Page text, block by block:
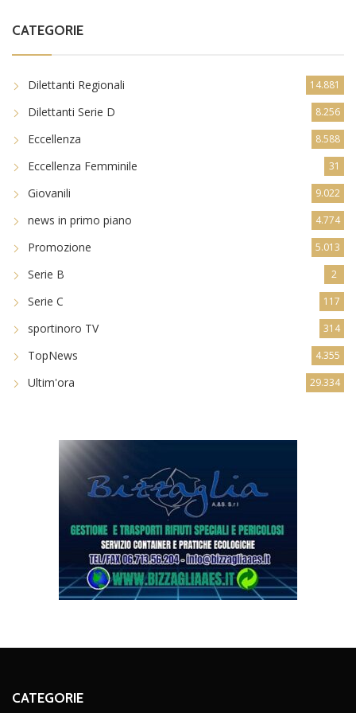
CATEGORIE
Dilettanti Regionali 14.881
Dilettanti Serie D 8.256
Eccellenza 8.588
Eccellenza Femminile 31
Giovanili 9.022
news in primo piano 4.774
Promozione 5.013
Serie B 2
Serie C 117
sportinoro TV 314
TopNews 4.355
Ultim'ora 29.334
CATEGORIE